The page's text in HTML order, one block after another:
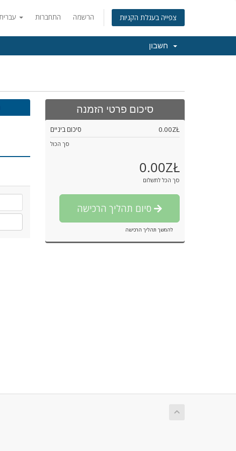
התחברות הרשמה צפייה בעגלת הקניות
סיכום פרטי הזמנה
סיכום ביניים 0.00ZŁ
סך הכול
0.00ZŁ
סך הכל לתשלום
להמשך תהליך הרכישה